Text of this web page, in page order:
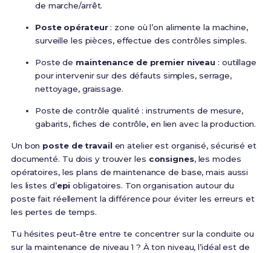
de marche/arrêt.
Poste opérateur: zone où l’on alimente la machine,
surveille les pièces, effectue des contrôles simples.
Poste de maintenance de premier niveau : outillage
pour intervenir sur des défauts simples, serrage,
nettoyage, graissage.
Poste de contrôle qualité : instruments de mesure,
gabarits, fiches de contrôle, en lien avec la production.
Un bon poste de travailen atelier est organisé, sécurisé et
documenté. Tu dois y trouver les consignes, les modes
opératoires, les plans de maintenance de base, mais aussi
les listes d’epi obligatoires. Ton organisation autour du
poste fait réellement la différence pour éviter les erreurs et
les pertes de temps.
Tu hésites peut-être entre te concentrer sur la conduite ou
sur la maintenance de niveau 1 ? À ton niveau, l’idéal est de